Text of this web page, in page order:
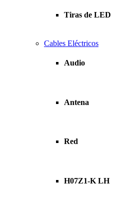
Tiras de LED
Cables Eléctricos
Audio
Antena
Red
H07Z1-K LH